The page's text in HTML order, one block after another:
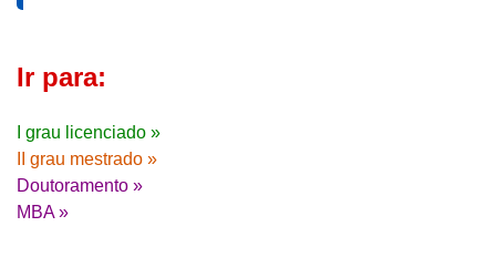
Ir para:
I grau licenciado »
II grau mestrado »
Doutoramento »
MBA »